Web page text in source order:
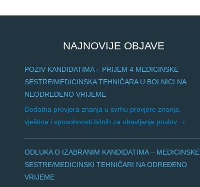
NAJNOVIJE OBJAVE
POZIV KANDIDATIMA – PRIJEM 4 MEDICINSKE
SESTRE/MEDICINSKA TEHNIČARA U BOLNICI NA
NEODREĐENO VRIJEME
Dodatna provjera znanja u svrhu provjere znanja,
vještina i sposobnosti bitnih za obavljanje poslov
ODLUKA O IZABRANIM KANDIDATIMA – MEDICINSKE
SESTRE/MEDICINSKI TEHNIČARI NA ODREĐENO
VRIJEME